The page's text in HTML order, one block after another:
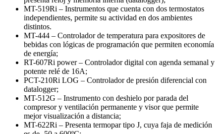
MT-519Ri – Instrumentos que cuenta con dos termostatos
independientes, permite su actividad en dos ambientes
distintos.
MT-444 – Controlador de temperatura para expositores de
bebidas con lógicas de programación que permiten economía
de energía;
RT-607Ri power – Controlador digital con agenda semanal y
potente relé de 16A;
PCT-210Ri LOG – Controlador de presión diferencial con
datalogger;
MT-512G – Instrumento con deshielo por parada del
compresor y ventilación permanente y visor que permite
mejor visualización a distancia;
MT-622Ri – Presenta termopar tipo J, cuya faja de medición